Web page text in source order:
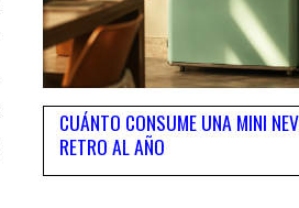
CUÁNTO CONSUME UNA MINI
RETRO AL AÑO